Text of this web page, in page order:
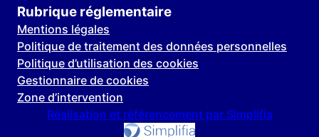
Rubrique réglementaire
Mentions légales
Politique de traitement des données personnelles
Politique d’utilisation des cookies
Gestionnaire de cookies
Zone d’intervention
Réalisation et référencement par Simplifia